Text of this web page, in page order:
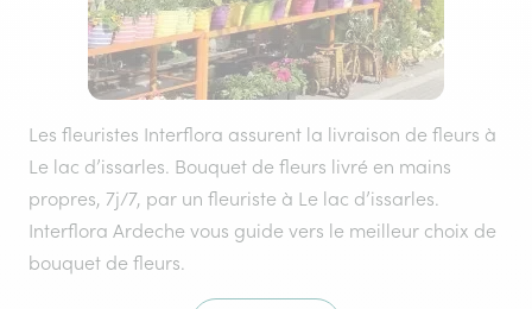
Les fleuristes Interflora assurent la livraison de fleurs à
Le lac d’issarles. Bouquet de fleurs livré en mains
propres, 7j/7, par un fleuriste à Le lac d’issarles.
Interflora Ardeche vous guide vers le meilleur choix de
bouquet de fleurs.